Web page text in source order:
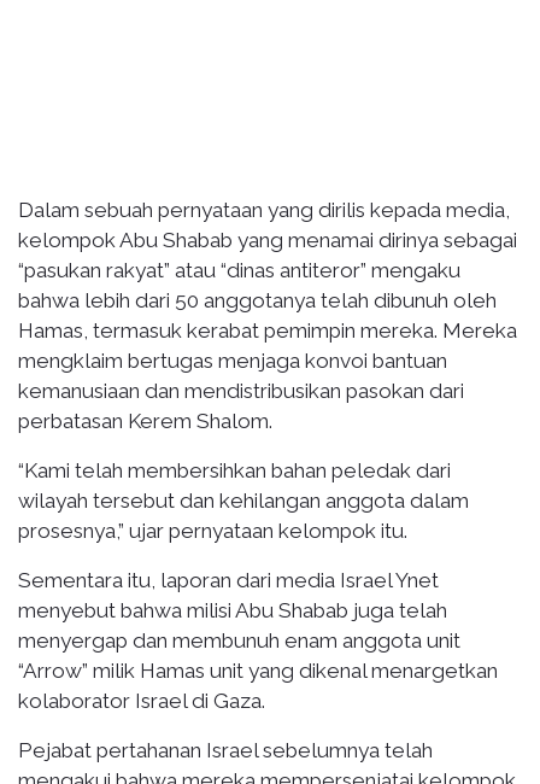
Dalam sebuah pernyataan yang dirilis kepada media,
kelompok Abu Shabab yang menamai dirinya sebagai
“pasukan rakyat” atau “dinas antiteror” mengaku
bahwa lebih dari 50 anggotanya telah dibunuh oleh
Hamas, termasuk kerabat pemimpin mereka. Mereka
mengklaim bertugas menjaga konvoi bantuan
kemanusiaan dan mendistribusikan pasokan dari
perbatasan Kerem Shalom.
“Kami telah membersihkan bahan peledak dari
wilayah tersebut dan kehilangan anggota dalam
prosesnya,” ujar pernyataan kelompok itu.
Sementara itu, laporan dari media Israel Ynet
menyebut bahwa milisi Abu Shabab juga telah
menyergap dan membunuh enam anggota unit
“Arrow” milik Hamas unit yang dikenal menargetkan
kolaborator Israel di Gaza.
Pejabat pertahanan Israel sebelumnya telah